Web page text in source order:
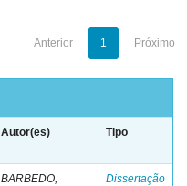
Anterior 1 Próximo
Autor(es) Tipo
BARBEDO,
Dissertação